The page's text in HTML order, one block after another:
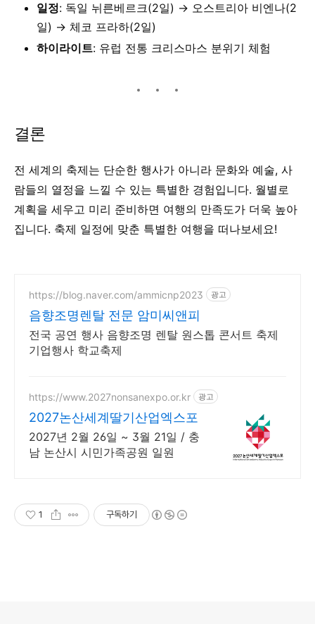
일정: 독일 뉘른베르크(2일) → 오스트리아 비엔나(2
일) → 체코 프라하(2일)
하이라이트: 유럽 전통 크리스마스 분위기 체험
결론
전 세계의 축제는 단순한 행사가 아니라 문화와 예술, 사
람들의 열정을 느낄 수 있는 특별한 경험입니다. 월별로
계획을 세우고 미리 준비하면 여행의 만족도가 더욱 높아
집니다. 축제 일정에 맞춘 특별한 여행을 떠나보세요!
https://blog.naver.com/ammicnp2023 광고
음향조명렌탈 전문 암미씨앤피
전국 공연 행사 음향조명 렌탈 원스톱 콘서트 축제
기업행사 학교축제
https://www.2027nonsanexpo.or.kr 광고
2027논산세계딸기산업엑스포
2027년 2월 26일 ~ 3월 21일 / 충
남 논산시 시민가족공원 일원
1 구독하기